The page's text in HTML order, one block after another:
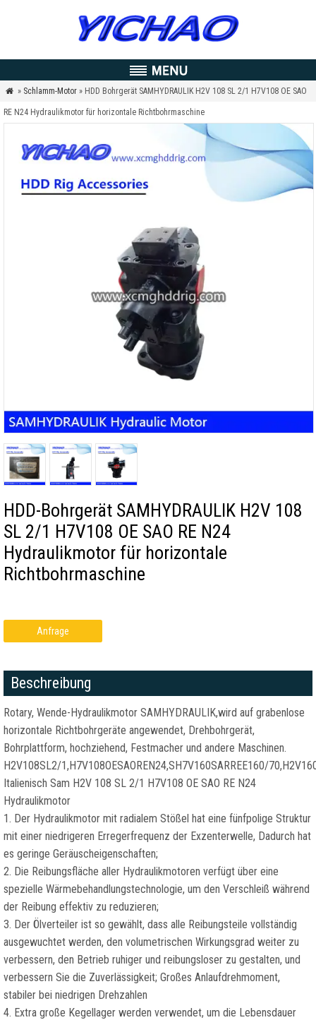
 » Schlamm-Motor» HDD Bohrgerät SAMHYDRAULIK H2V 108 SL 2/1 H7V108 OE SAO
RE N24 Hydraulikmotor für horizontale Richtbohrmaschine
HDD-Bohrgerät SAMHYDRAULIK H2V 108
SL 2/1 H7V108 OE SAO RE N24
Hydraulikmotor für horizontale
Richtbohrmaschine
Anfrage
Beschreibung
Rotary, Wende-Hydraulikmotor SAMHYDRAULIK,wird auf grabenlose
horizontale Richtbohrgeräte angewendet, Drehbohrgerät,
Bohrplattform, hochziehend, Festmacher und andere Maschinen.
H2V108SL2/1,H7V108OESAOREN24,SH7V160SARREE160/
Italienisch Sam H2V 108 SL 2/1 H7V108 OE SAO RE N24
Hydraulikmotor
1. Der Hydraulikmotor mit radialem Stößel hat eine fünfpolige Struktur
mit einer niedrigeren Erregerfrequenz der Exzenterwelle, Dadurch hat
es geringe Geräuscheigenschaften;
2. Die Reibungsfläche aller Hydraulikmotoren verfügt über eine
spezielle Wärmebehandlungstechnologie, um den Verschleiß während
der Reibung effektiv zu reduzieren;
3. Der Ölverteiler ist so gewählt, dass alle Reibungsteile vollständig
ausgewuchtet werden, den volumetrischen Wirkungsgrad weiter zu
verbessern, den Betrieb ruhiger und reibungsloser zu gestalten, und
verbessern Sie die Zuverlässigkeit; Großes Anlaufdrehmoment,
stabiler bei niedrigen Drehzahlen
4. Extra große Kegellager werden verwendet, um die Lebensdauer